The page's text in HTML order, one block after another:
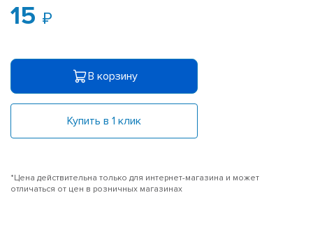
15
В корзину
Купить в 1 клик
*Цена действительна только для интернет-магазина и может
отличаться от цен в розничных магазинах